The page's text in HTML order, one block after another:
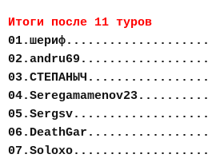
Итоги после 11 туров
01.шериф....................
02.andru69..................
03.СТЕПАНЫЧ.................
04.Seregamamenov23..........
05.Sergsv...................
06.DeathGar.................
07.Soloxo...................